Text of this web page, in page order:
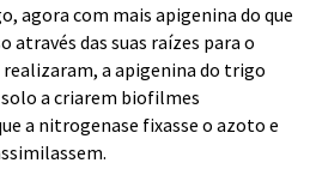
agora com mais apigenina do que
através das suas raízes para o
realizaram, a apigenina do trigo
a criarem biofilmes
a nitrogenase fixasse o azoto e